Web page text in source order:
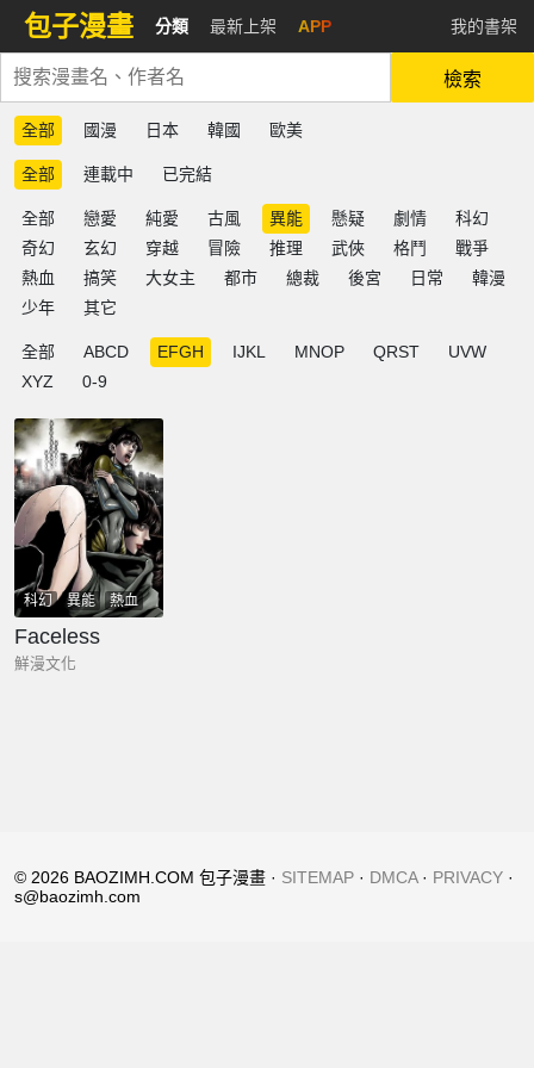
包子漫畫 分類 最新上架 APP 我的書架
檢索
全部 國漫 日本 韓國 歐美
全部 連載中 已完結
全部 戀愛 純愛 古風 異能 懸疑 劇情
科幻
奇幻
玄幻 穿越 冒險 推理 武俠 格鬥
戰爭
熱血
搞笑 大女主 都市 總裁 後宮 日常
韓漫
少年
其它
全部 ABCD EFGH IJKL MNOP QRST
UVW
XYZ
0-9
科幻 異能
熱血
劇情
Faceless
鮮漫文化
© 2026 BAOZIMH.COM 包子漫畫 · SITEMAP · DMCA· PRIVACY ·
s@baozimh.com